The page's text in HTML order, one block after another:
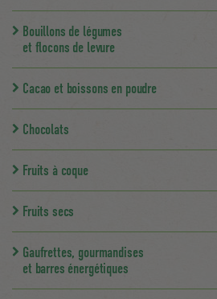
Bouillons de légumes
et flocons de levure
Cacao et boissons en poudre
Chocolats
Fruits à coque
Fruits secs
Gaufrettes, gourmandises
et barres énergétiques